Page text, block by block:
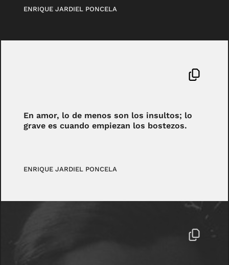
ENRIQUE JARDIEL PONCELA
En amor, lo de menos son los insultos; lo
grave es cuando empiezan los bostezos.
ENRIQUE JARDIEL PONCELA